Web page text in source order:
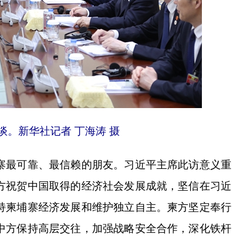
新华社记者 丁海涛 摄
可靠、最信赖的朋友。习近平主席此访意义重
贺中国取得的经济社会发展成就，坚信在习近
埔寨经济发展和维护独立自主。柬方坚定奉行
保持高层交往，加强战略安全合作，深化铁杆